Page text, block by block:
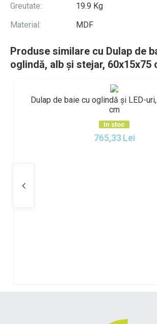
Greutate:
19.9 Kg
Material:
MDF
Produse similare cu Dulap de
oglindă, alb și stejar, 60x15x75
Dulap de baie cu oglindă și LED-uri, 68 x
765,33Lei